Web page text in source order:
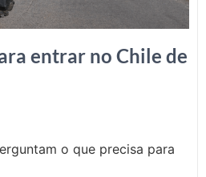
entrar no Chile de
o que precisa para